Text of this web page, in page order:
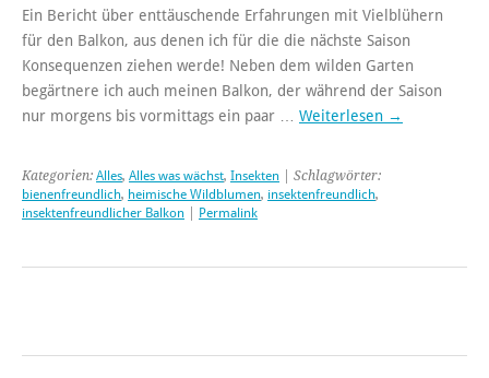
Ein Bericht über enttäuschende Erfahrungen mit Vielblühern
für den Balkon, aus denen ich für die die nächste Saison
Konsequenzen ziehen werde! Neben dem wilden Garten
begärtnere ich auch meinen Balkon, der während der Saison
nur morgens bis vormittags ein paar … Weiterlesen →
Kategorien: Alles, Alles was wächst, Insekten | Schlagwörter:
bienenfreundlich, heimische Wildblumen, insektenfreundlich,
insektenfreundlicher Balkon
Permalink